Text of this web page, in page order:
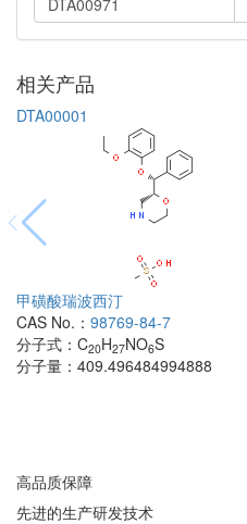
相关产品
DTA00001
甲磺酸瑞波西汀
CAS No.： 98769-84-7
分子式： C20H27NO6S
分子量： 409.496484994888
高品质保障
先进的生产研发技术